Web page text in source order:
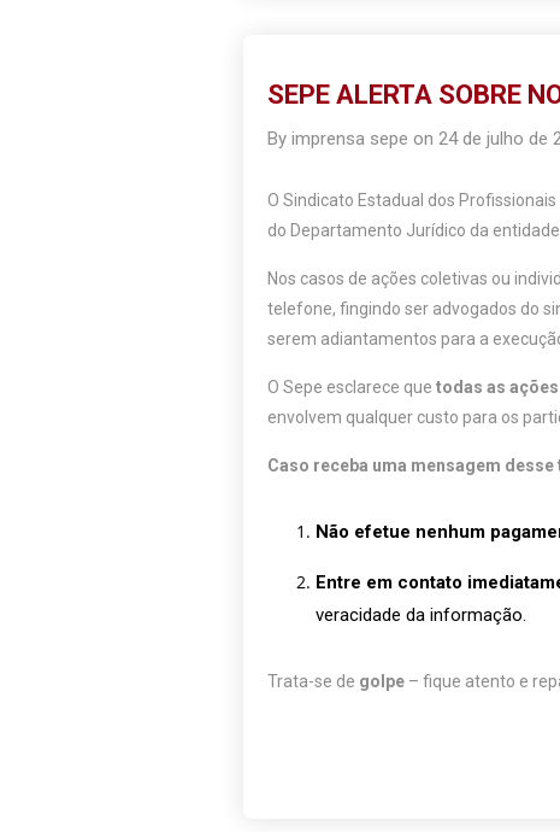
SEPE ALERTA SOBRE
By imprensa sepe on 24 de julho de
O Sindicato Estadual dos
do Departamento Jurídico da
Nos casos de ações coletivas ou
telefone, fingindo ser advogados do
serem adiantamentos para a
O Sepe esclarece que todas as
envolvem qualquer custo para os
Caso receba uma mensagem desse
Não efetue nenhum
Entre em contato
veracidade da informação.
Trata-se de golpe– fique atento e